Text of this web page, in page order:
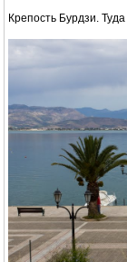
Крепость Бурдзи.